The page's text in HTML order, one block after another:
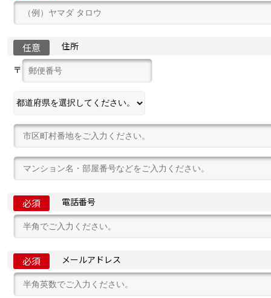
任意
住所
〒
必須 電話番号
必須 メールアドレス